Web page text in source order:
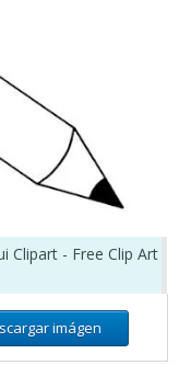
Clipart - Free Clip Art
imágen